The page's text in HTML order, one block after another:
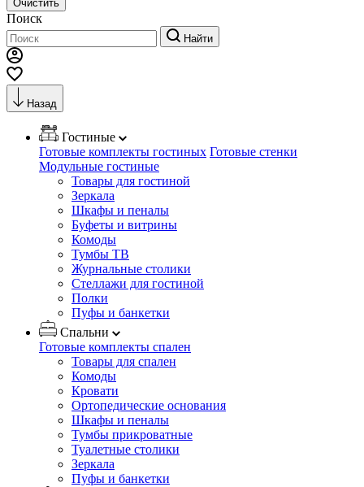
Очистить
Поиск
Найти
Назад
Гостиные
Готовые комплекты гостиных Готовые стенки
Модульные гостиные
Товары для гостиной
Зеркала
Шкафы и пеналы
Буфеты и витрины
Комоды
Тумбы ТВ
Журнальные столики
Стеллажи для гостиной
Полки
Пуфы и банкетки
Спальни
Готовые комплекты спален
Товары для спален
Комоды
Кровати
Ортопедические основания
Шкафы и пеналы
Тумбы прикроватные
Туалетные столики
Зеркала
Пуфы и банкетки